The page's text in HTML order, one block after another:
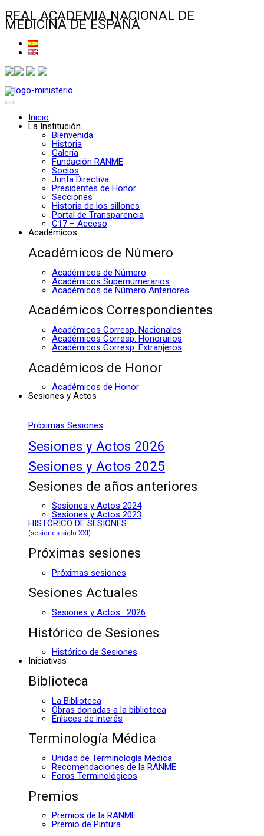
REAL ACADEMIA NACIONAL DE
MEDICINA DE ESPAÑA
Inicio
La Institución
Bienvenida
Historia
Galería
Fundación RANME
Socios
Junta Directiva
Presidentes de Honor
Secciones
Historia de los sillones
Portal de Transparencia
C17 – Acceso
Académicos
Académicos de Número
Académicos de Número
Académicos Supernumerarios
Académicos de Número Anteriores
Académicos Correspondientes
Académicos Corresp. Nacionales
Académicos Corresp. Honorarios
Académicos Corresp. Extranjeros
Académicos de Honor
Académicos de Honor
Sesiones y Actos
Próximas Sesiones
Sesiones y Actos 2026
Sesiones y Actos 2025
Sesiones de años anteriores
Sesiones y Actos 2024
Sesiones y Actos 2023
HISTÓRICO DE SESIONES
(sesiones siglo XXI)
Próximas sesiones
Próximas sesiones
Sesiones Actuales
Sesiones y Actos · 2026
Histórico de Sesiones
Histórico de Sesiones
Iniciativas
Biblioteca
La Biblioteca
Obras donadas a la biblioteca
Enlaces de interés
Terminología Médica
Unidad de Terminología Médica
Recomendaciones de la RANME
Foros Terminológicos
Premios
Premios de la RANME
Premio de Pintura